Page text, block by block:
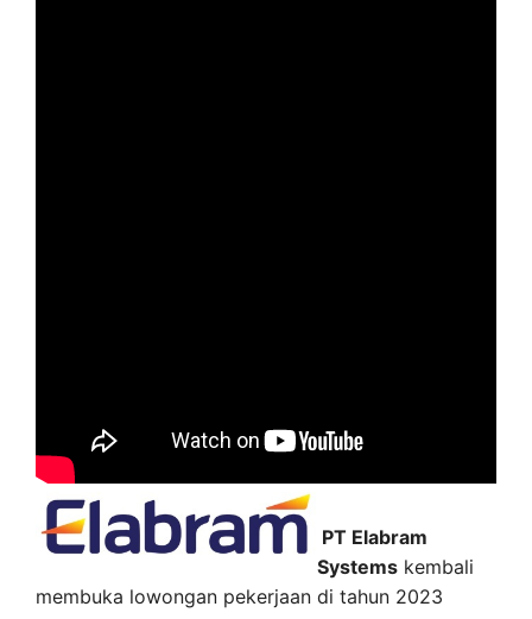
PT Elabram
Systems kembali
membuka lowongan pekerjaan di tahun 2023